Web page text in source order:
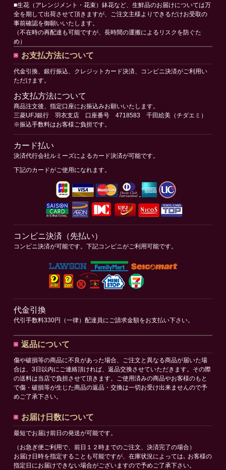
■生花（アレンジメント・花束）鉢花など、生鮮品のお届けについては万
全を期して出荷させて頂きますが、ご注文主様よりできるだけお受取の
事前確認を御願いいたします。
（不在時の再配達も可能ですが、長時間の運搬によるリスクを防ぐた
め）
お支払方法について
代金引換、銀行振込、クレジットカード決済、コンビニ決済がご利用い
ただけます。
お支払方法について
商品注文後、指定口座にお振込みお願いいたします。
三菱UFJ銀行 羽衣支店 口座番号 4718583 千田絵美（チダエミ）
※振込手数料はお客様ご負担です。
カード払い
決済代行会社ルミーズによるカード決済が可能です。
下記のカードがご使用になれます。
コンビニ決済（先払い）
コンビニ決済が可能です。下記コンビニがご利用可能です。
代金引換
代引手数料330円（一律）配達員にご請求金額をお支払い下さい。
返品について
傷や破損等の商品に不良があった場合、ご注文と異なる商品が届いた場
合は、3日以内にご連絡頂ければ、返品交換させていただきます。その際
の送料は当店で負担させて頂きます。ご使用済みの商品やお客様のもと
で傷・破損等が生じた商品の返品・交換は一切お受け出来ませんので予
めご了承下さい。
お届け日数について
最短でお届け前日の発送が可能です。
（お急ぎ便ご利用で、前日１２時までのご注文、決済完了の場合）
お届け日時を指定することも可能ですが、在庫状況によっては､ お客様の
指定日にお届けできない場合がございますので予めご了承下さい。